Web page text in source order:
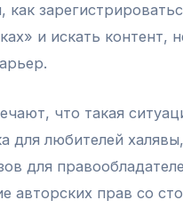
как
и искать контент,
что такая
для любителей
для
авторских прав со